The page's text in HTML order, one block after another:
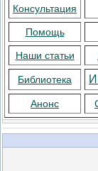
Консультация
Помощь
Наши статьи
Библиотека
Анонс